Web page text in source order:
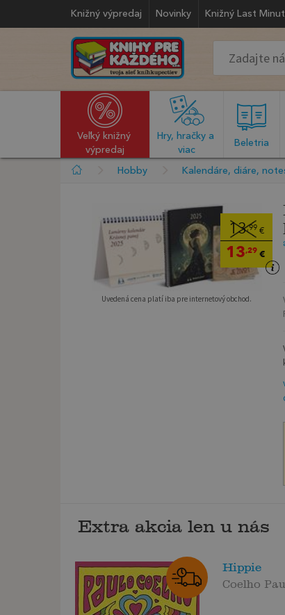
Knižný výpredaj Novinky Knižný Last
Veľký knižný
výpredaj
Hry, hračky a
viac
Beletria
Hobby Kalendáre, diáre,
13,99 €
13,29 €
Uvedená cena platí iba pre internetový obchod.
Extra akcia len u nás
Hippie
Coelho